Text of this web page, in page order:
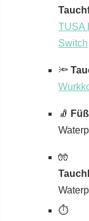
TUSA
Switch
🔦
🧦
🧤
⏱